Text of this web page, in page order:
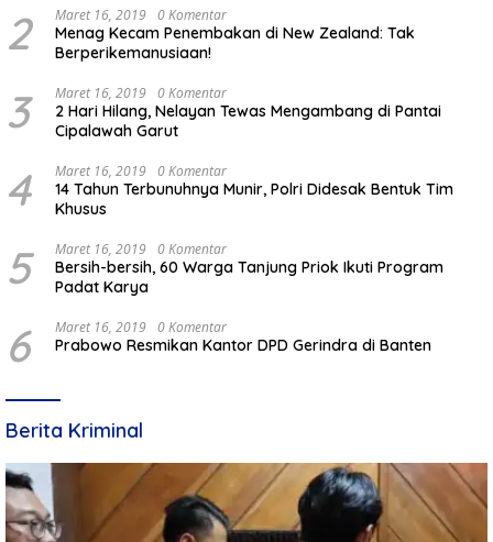
2 Maret 16, 2019 0 Komentar
Menag Kecam Penembakan di New Zealand: Tak
Berperikemanusiaan!
3 Maret 16, 2019 0 Komentar
2 Hari Hilang, Nelayan Tewas Mengambang di Pantai
Cipalawah Garut
4 Maret 16, 2019 0 Komentar
14 Tahun Terbunuhnya Munir, Polri Didesak Bentuk Tim
Khusus
5 Maret 16, 2019 0 Komentar
Bersih-bersih, 60 Warga Tanjung Priok Ikuti Program
Padat Karya
6 Maret 16, 2019 0 Komentar
Prabowo Resmikan Kantor DPD Gerindra di Banten
Berita Kriminal